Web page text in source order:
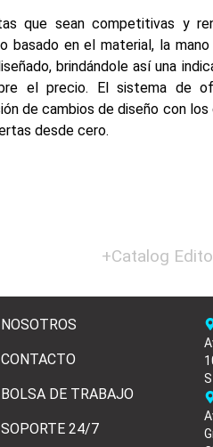
que sean competitivas y
basado en el material, la
brindándole así una
el precio. El sistema de
de cambios de diseño con
desde cero.
+Catalog
NOSOTROS
CONTACTO
BOLSA DE TRABAJO
SOPORTE 24/7